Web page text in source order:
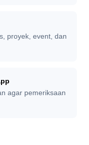
proyek, event, dan
agar pemeriksaan